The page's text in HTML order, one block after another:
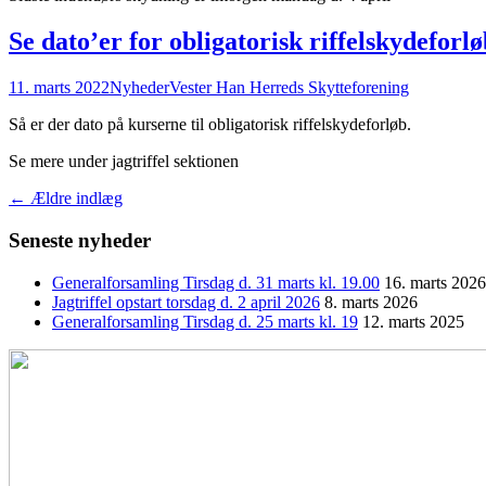
Se dato’er for obligatorisk
11. marts 2022NyhederVester Han Herreds Skytteforening
Så er der dato på kurserne til obligatorisk riffelskydeforløb.
Se mere under jagtriffel sektionen
Indlægsnavigation
← Ældre indlæg
Seneste nyheder
Generalforsamling Tirsdag d. 31 marts kl. 19.00 16. marts 2026
Jagtriffel opstart torsdag d. 2 april 2026 8. marts 2026
Generalforsamling Tirsdag d. 25 marts kl. 19 12. marts 2025